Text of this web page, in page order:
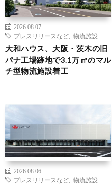
2026.08.07
プレスリリースなど
物流施設
大和ハウス、大阪・茨木の旧
パナ工場跡地で3.1万㎡のマル
チ型物流施設着工
2026.08.06
プレスリリースなど
物流施設